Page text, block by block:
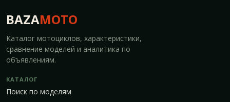
BAZAMOTO
Каталог мотоциклов, характеристики,
сравнение моделей и аналитика по
объявлениям.
КАТАЛОГ
Поиск по моделям